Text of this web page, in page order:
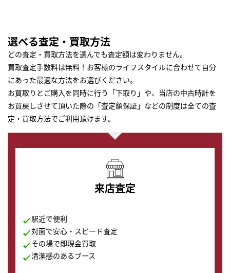
選べる査定・買取方法
どの査定・買取方法を選んでも査定額は変わりません。
買取査定手数料は無料！お客様のライフスタイルに合わせて自分
にあった最適な方法をお選びください。
お買取りとご購入を同時に行う「下取り」や、当店の中古時計を
お買戻しさせて頂いた際の「査定額保証」などの制度は全ての査
定・買取方法でご利用頂けます。
来店査定
駅近で便利
対面で安心・スピード査定
その場で即現金買取
清潔感のあるブース